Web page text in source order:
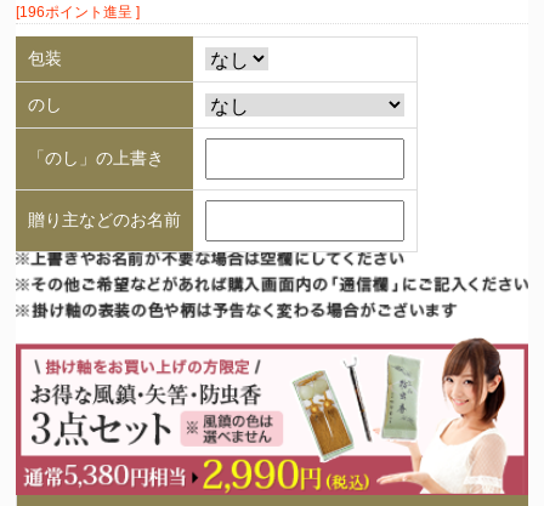
[196ポイント進呈 ]
包装
のし
「のし」の上書き
贈り主などのお名前